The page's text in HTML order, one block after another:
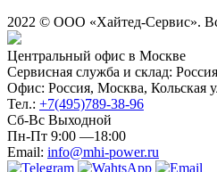
2022 © ООО «Хайтед-Сервис».
Центральный офис в Москве
Сервисная служба и склад:
Офис: Россия, Москва, Кольская
Тел.: +7(495)789-38-96
Сб-Вс Выходной
Пн-Пт 9:00 —18:00
Email: info@mhi-power.ru